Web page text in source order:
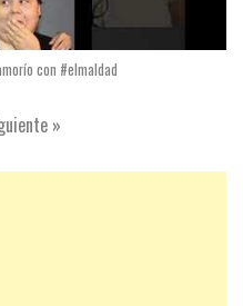
con #elmaldad
»